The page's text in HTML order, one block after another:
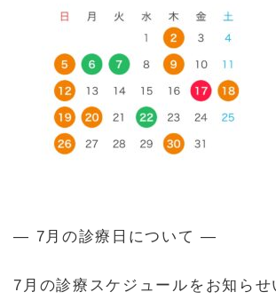
— 7月の診療日について —
7月の診療スケジュールをお知らせ